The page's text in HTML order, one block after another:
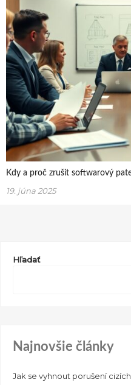
Kdy a proč zrušit softwarový
19. júna 2025
Hľadať
Najnovšie články
Jak se vyhnout porušení